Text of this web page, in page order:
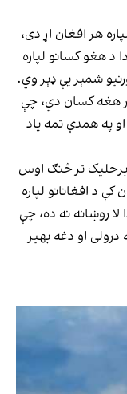
هر افغان اړ دی،
او دا د هغو کسانو لپاره
شمېر یې ډېر وي.
هغه کسان دي، چې
په همدې تمه یاد
برخلیک تر څنګ اوس
د افغانانو لپاره
روښانه نه ده، چې
او دغه بهیر